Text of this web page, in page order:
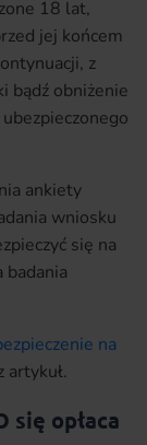
18 lat,
jej końcem
z
bądź obniżenie
ankiety
wniosku
się na
badania
na
artykuł.
się opłaca